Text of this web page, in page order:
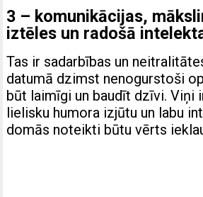
3 – komunikācijas,
iztēles un radošā
Tas ir sadarbības un
datumā dzimst nenogurstoši
būt laimīgi un baudīt dzīvi. Viņi
lielisku humora izjūtu un labu
domās noteikti būtu vērts